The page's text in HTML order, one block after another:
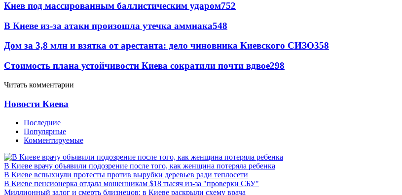
Киев под массированным баллистическим ударом752
В Киеве из-за атаки произошла утечка аммиака548
Дом за 3,8 млн и взятка от арестанта: дело чиновника Киевского СИЗО358
Стоимость плана устойчивости Киева сократили почти вдвое298
Читать комментарии
Новости Киева
Последние
Популярные
Комментируемые
В Киеве врачу объявили подозрение после того, как женщина потеряла ребенка
В Киеве вспыхнули протесты против вырубки деревьев ради теплосети
В Киеве пенсионерка отдала мошенникам $18 тысяч из-за "проверки СБУ"
Миллионный залог и смерть близнецов: в Киеве раскрыли схему врача